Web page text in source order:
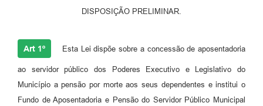
DISPOSIÇÃO PRELIMINAR.
Art 1º Esta Lei dispõe sobre a concessão de aposentadoria
ao servidor público dos Poderes Executivo e Legislativo do
Município a pensão por morte aos seus dependentes e institui o
Fundo de Aposentadoria e Pensão do Servidor Público Municipal